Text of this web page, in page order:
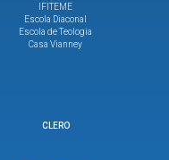
IFITEME
Escola Diaconal
Escola de Teologia
Casa Vianney
CLERO